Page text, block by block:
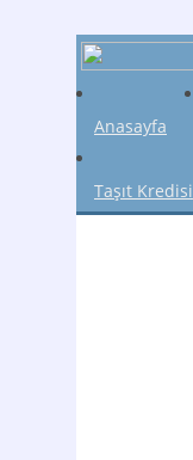
Anasayfa
Taşıt Kredisi